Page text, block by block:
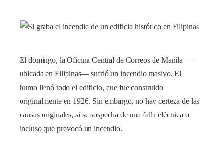
El domingo, la Oficina Central de Correos de Manila —
ubicada en Filipinas— sufrió un incendio masivo. El
humo llenó todo el edificio, que fue construido
originalmente en 1926. Sin embargo, no hay certeza de las
causas originales, si se sospecha de una falla eléctrica o
incluso que provocó un incendio.